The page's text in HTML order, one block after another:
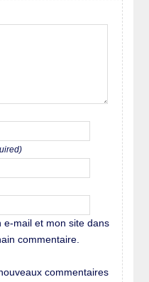
e-mail et mon site dans
commentaire.
commentaires